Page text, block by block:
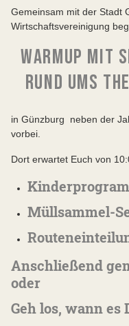
Gemeinsam mit der Stadt
Wirtschaftsvereinigung
WARMUP MIT
RUND UMS
in Günzburg neben der
vorbei.
Dort erwartet Euch von
Müllsammel-
Anschließend
oder
Geh los, wann es